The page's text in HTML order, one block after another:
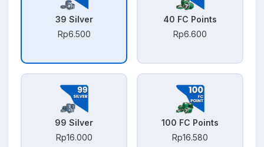
39 Silver
Rp6.500
40 FC Points
Rp6.600
99 Silver
Rp16.000
100 FC Points
Rp16.580